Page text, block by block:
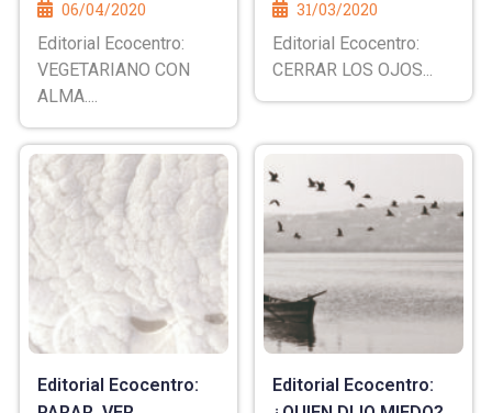
06/04/2020
Editorial Ecocentro:
VEGETARIANO CON
ALMA....
31/03/2020
Editorial Ecocentro:
CERRAR LOS OJOS...
Editorial Ecocentro:
Editorial Ecocentro: